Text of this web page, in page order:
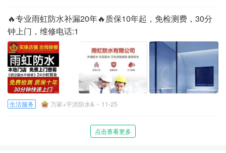
🔥专业雨虹防水补漏20年🔥质保10年起，免检测费，30分
钟上门，维修电话:1
生活服务 万家+宇洪防水& 11-25
点击查看更多